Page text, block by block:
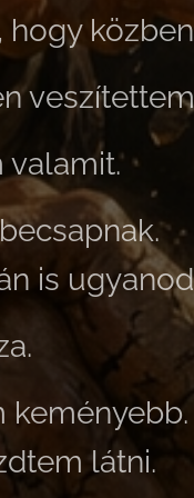
is
keményebb.
látni.